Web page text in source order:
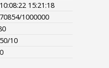
15:21:18
1000000
10